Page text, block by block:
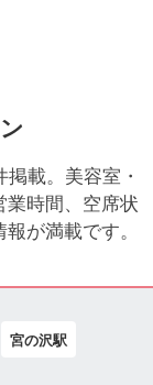
載。美容室・
時間、空席状
が満載です。
宮の沢駅